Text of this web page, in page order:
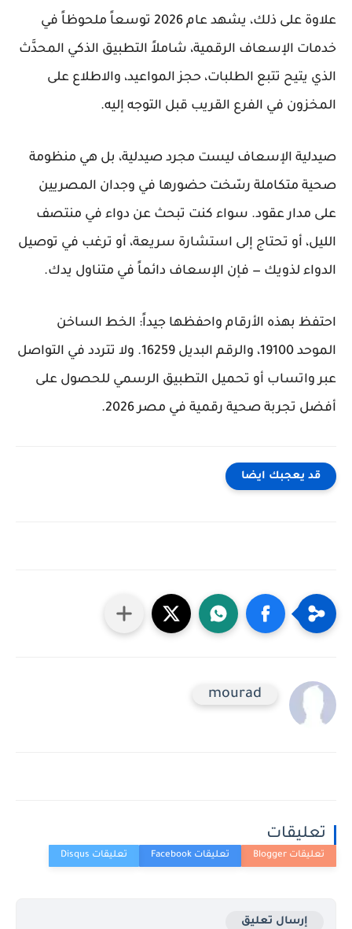
علاوة على ذلك، يشهد عام 2026 توسعاً ملحوظاً في
خدمات الإسعاف الرقمية، شاملاً التطبيق الذكي المحدَّث
الذي يتيح تتبع الطلبات، حجز المواعيد، والاطلاع على
المخزون في الفرع القريب قبل التوجه إليه.
صيدلية الإسعاف ليست مجرد صيدلية، بل هي منظومة
صحية متكاملة رسّخت حضورها في وجدان المصريين
على مدار عقود. سواء كنت تبحث عن دواء في منتصف
الليل، أو تحتاج إلى استشارة سريعة، أو ترغب في توصيل
الدواء لذويك — فإن الإسعاف دائماً في متناول يدك.
احتفظ بهذه الأرقام واحفظها جيداً: الخط الساخن
الموحد 19100، والرقم البديل 16259. ولا تتردد في التواصل
عبر واتساب أو تحميل التطبيق الرسمي للحصول على
أفضل تجربة صحية رقمية في مصر 2026.
قد يعجبك ايضا
mourad
تعليقات
إرسال تعليق